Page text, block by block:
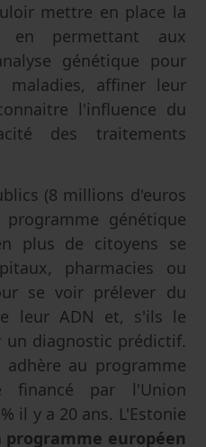
mettre en place la
en permettant aux
génétique pour
maladies, affiner leur
l'influence du
des traitements
(8 millions d'euros
génétique
plus de citoyens se
pharmacies ou
se voir prélever du
leur ADN et, s'ils le
un diagnostic prédictif.
au programme
financé par l'Union
il y a 20 ans. L'Estonie
programme européen